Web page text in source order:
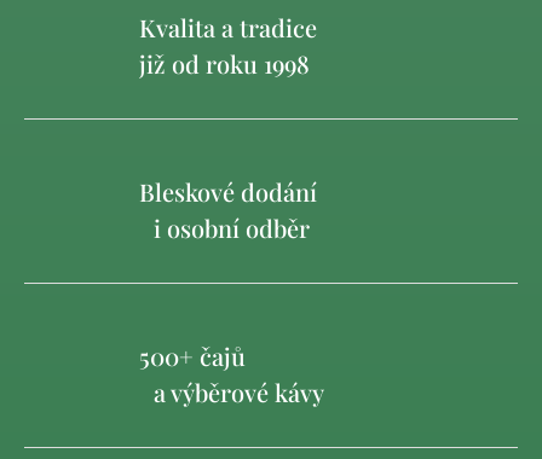
Kvalita a tradice
již od roku 1998
Bleskové dodání
i osobní odběr
500+ čajů
a výběrové kávy